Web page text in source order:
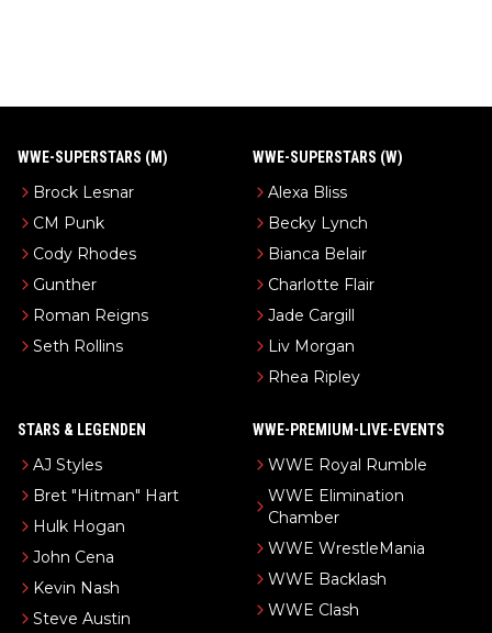
WWE-SUPERSTARS (M)
Brock Lesnar
CM Punk
Cody Rhodes
Gunther
Roman Reigns
Seth Rollins
WWE-SUPERSTARS (W)
Alexa Bliss
Becky Lynch
Bianca Belair
Charlotte Flair
Jade Cargill
Liv Morgan
Rhea Ripley
STARS & LEGENDEN
AJ Styles
Bret "Hitman" Hart
Hulk Hogan
John Cena
Kevin Nash
Steve Austin
WWE-PREMIUM-LIVE-EVENTS
WWE Royal Rumble
WWE Elimination
Chamber
WWE WrestleMania
WWE Backlash
WWE Clash